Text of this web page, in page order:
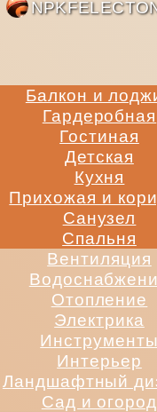
Балкон и
Гардеробная
Гостиная
Детская
Кухня
Прихожая и
Санузел
Спальня
Вентиляция
Отопление
Электрика
Инструменты
Интерьер
Ландшафтный
Сад и огород